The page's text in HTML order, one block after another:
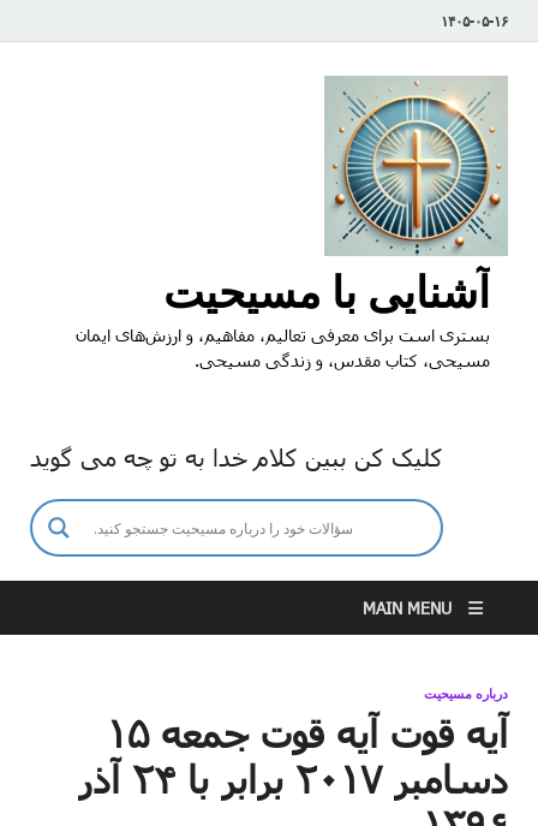
۱۴۰۵-۰۵-۱۶
آشنایی با مسیحیت
بستری است برای معرفی تعالیم، مفاهیم، و ارزش‌های ایمان
مسیحی، کتاب مقدس، و زندگی مسیحی.
کلیک کن ببین کلام خدا به تو چه می گوید
MAIN MENU
درباره مسیحیت
آیه قوت آیه قوت جمعه ۱۵
دسامبر ۲۰۱۷ برابر با ۲۴ آذر